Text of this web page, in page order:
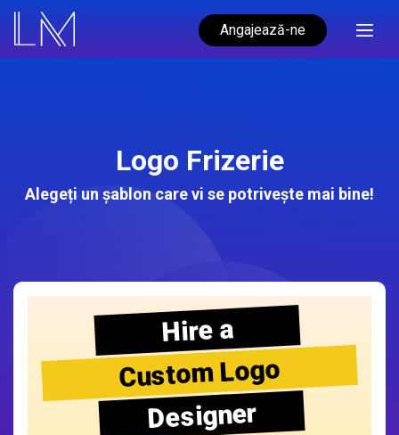
Angajează-ne
Logo Frizerie
Alegeți un șablon care vi se potrivește mai bine!
Hire a
Custom Logo
Designer